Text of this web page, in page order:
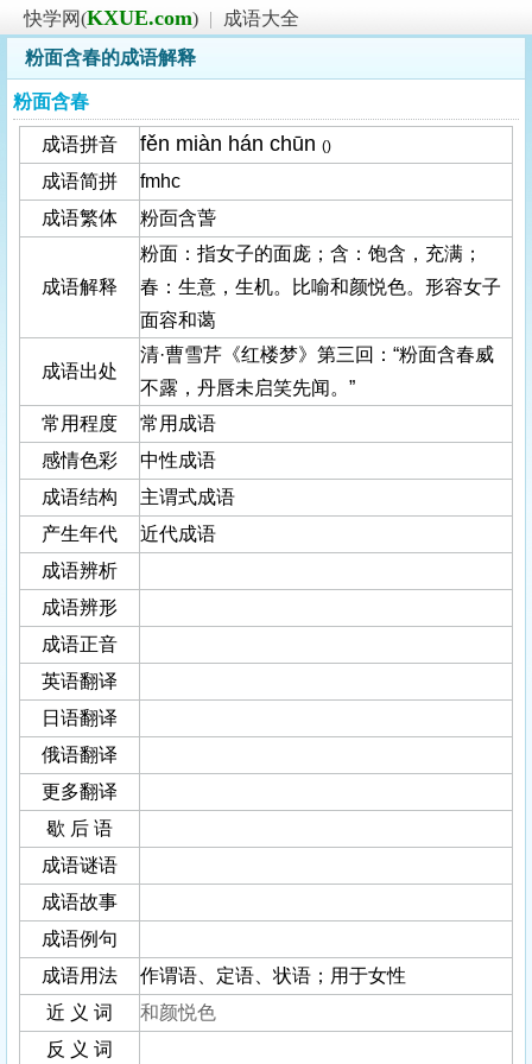
快学网(KXUE.com) |
成语大全
粉面含春的成语解释
粉面含春
成语拼音 fěn miàn hán chūn ()
成语简拼
fmhc
成语繁体
粉靣含萅
成语解释
粉面：指女子的面庞；含：饱含，充满；
春：生意，生机。比喻和颜悦色。形容女子
面容和蔼
成语出处
清·曹雪芹《红楼梦》第三回：“粉面含春威
不露，丹唇未启笑先闻。”
常用程度
常用成语
感情色彩
中性成语
成语结构
主谓式成语
产生年代
近代成语
成语辨析
成语辨形
成语正音
英语翻译
日语翻译
俄语翻译
更多翻译
歇 后 语
成语谜语
成语故事
成语例句
成语用法
作谓语、定语、状语；用于女性
近 义 词
和颜悦色
反 义 词